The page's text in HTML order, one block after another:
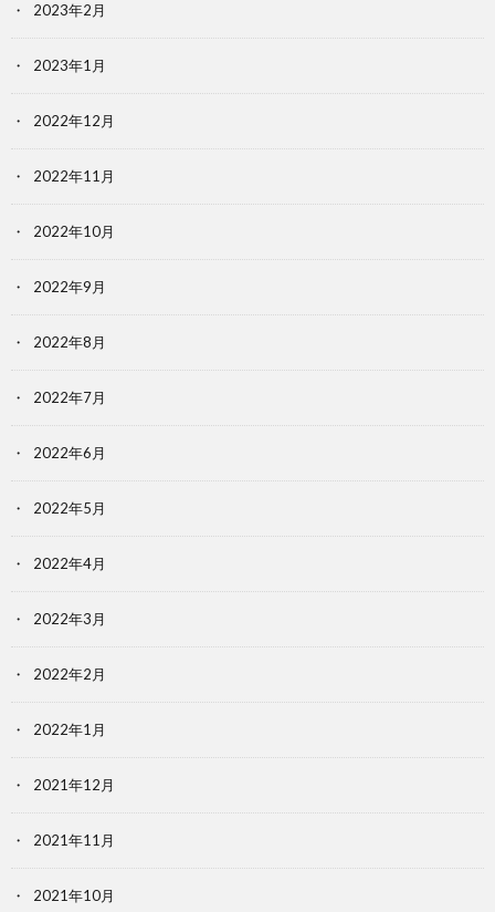
2023年2月
2023年1月
2022年12月
2022年11月
2022年10月
2022年9月
2022年8月
2022年7月
2022年6月
2022年5月
2022年4月
2022年3月
2022年2月
2022年1月
2021年12月
2021年11月
2021年10月